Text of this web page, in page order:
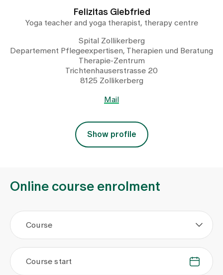
Felizitas Giebfried
Yoga teacher and yoga therapist, therapy centre
Spital Zollikerberg
Departement Pflegeexpertisen, Therapien und Beratung
Therapie-Zentrum
Trichtenhauserstrasse 20
8125 Zollikerberg
Mail
Show profile
Online course enrolment
Course
. .
Course start